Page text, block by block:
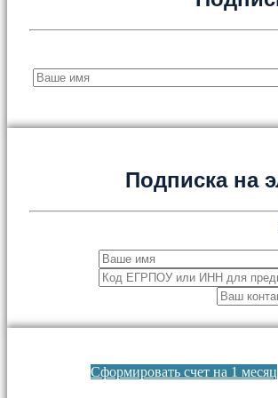
Подписка на
Сформировать счет на 1 месяц